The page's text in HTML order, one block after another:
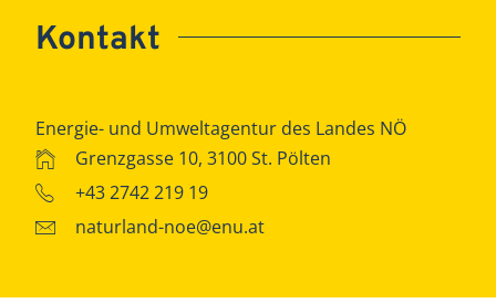
Kontakt
Energie- und Umweltagentur des Landes NÖ
Grenzgasse 10, 3100 St. Pölten
+43 2742 219 19
naturland-noe@enu.at